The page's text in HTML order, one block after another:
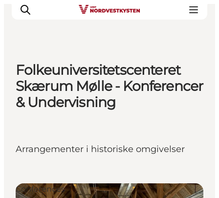
Urlaubsorte
Inspiration
Events
Folkeuniversitetscenteret
Skærum Mølle - Konferencer
& Undervisning
Arrangementer i historiske omgivelser
Conferences